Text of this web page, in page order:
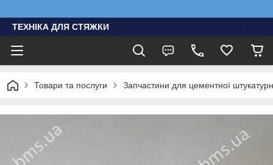
ТЕХНІКА ДЛЯ СТЯЖКИ
Товари та послуги Запчастини для цементної